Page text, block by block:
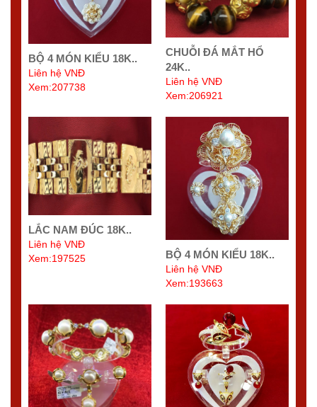
BỘ 4 MÓN KIỂU 18K..
Liên hệ VNĐ
Xem:207738
CHUỖI ĐÁ MẮT HỔ
24K..
Liên hệ VNĐ
Xem:206921
LẮC NAM ĐÚC 18K..
Liên hệ VNĐ
Xem:197525
BỘ 4 MÓN KIỂU 18K..
Liên hệ VNĐ
Xem:193663